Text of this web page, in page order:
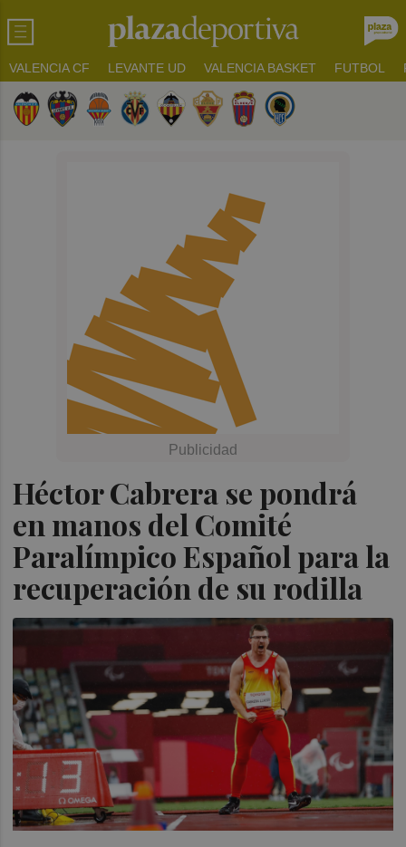
VALENCIA CF LEVANTE UD VALENCIA BASKET FUTBOL
Héctor Cabrera se pondrá
en manos del Comité
Paralímpico Español para la
recuperación de su rodilla